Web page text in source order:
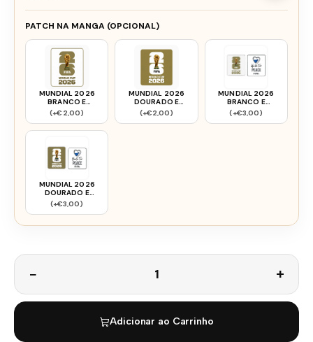
PATCH NA MANGA (OPCIONAL)
MUNDIAL 2026
BRANCO E
DOURADO
(+€2,00)
MUNDIAL 2026
DOURADO E
BRANCO
(+€2,00)
MUNDIAL 2026
BRANCO E
DOURADO + FIFA
(+€3,00)
MUNDIAL 2026
DOURADO E
BRANCO + FIFA
(+€3,00)
Adicionar ao Carrinho